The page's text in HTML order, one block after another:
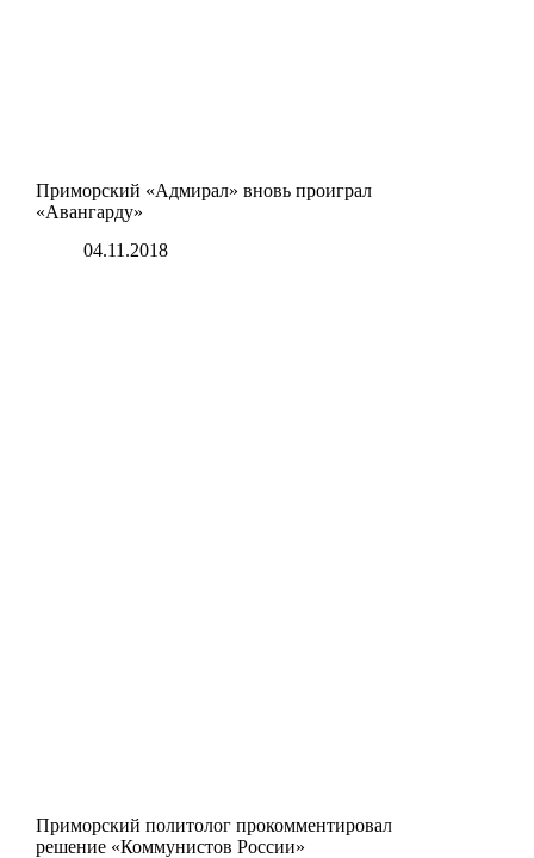
Приморский «Адмирал» вновь проиграл
«Авангарду»
04.11.2018
Приморский политолог прокомментировал
решение «Коммунистов России»